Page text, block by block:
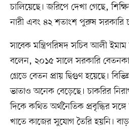
চালিয়েছে। জরিপে দেখা গেছে,
নারী এবং ৪২ শতাংশ পুরুষ সরকারি
সাবেক মন্ত্রিপরিষদ সচিব আলী
বলেন, ২০১৫ সালে সরকারি
গ্রেডে বেতন প্রায় দ্বিগুণ হয়েছে।
ভাতাও অনেক বেড়েছে। চাকরির
দিকে কথিত অর্থনৈতিক প্রবৃদ্ধির
খাতে কাজের সুযোগ তৈরি হয়নি।